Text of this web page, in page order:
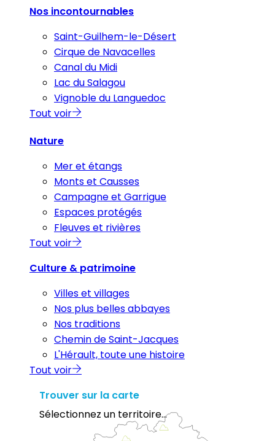
Nos incontournables
Saint-Guilhem-le-Désert
Cirque de Navacelles
Canal du Midi
Lac du Salagou
Vignoble du Languedoc
Tout voir
Nature
Mer et étangs
Monts et Causses
Campagne et Garrigue
Espaces protégés
Fleuves et rivières
Tout voir
Culture & patrimoine
Villes et villages
Nos plus belles abbayes
Nos traditions
Chemin de Saint-Jacques
L'Hérault, toute une histoire
Tout voir
Trouver sur la carte
Sélectionnez un territoire...